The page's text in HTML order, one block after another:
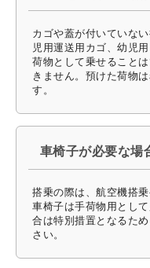
カゴや蓋が付いていな
児用運送用カゴ、幼児
荷物として乗せること
きません。預けた荷物
す。
車椅子が必要な場
搭乗の際は、航空機搭
車椅子は手荷物用とし
合は特別措置となるた
さい。